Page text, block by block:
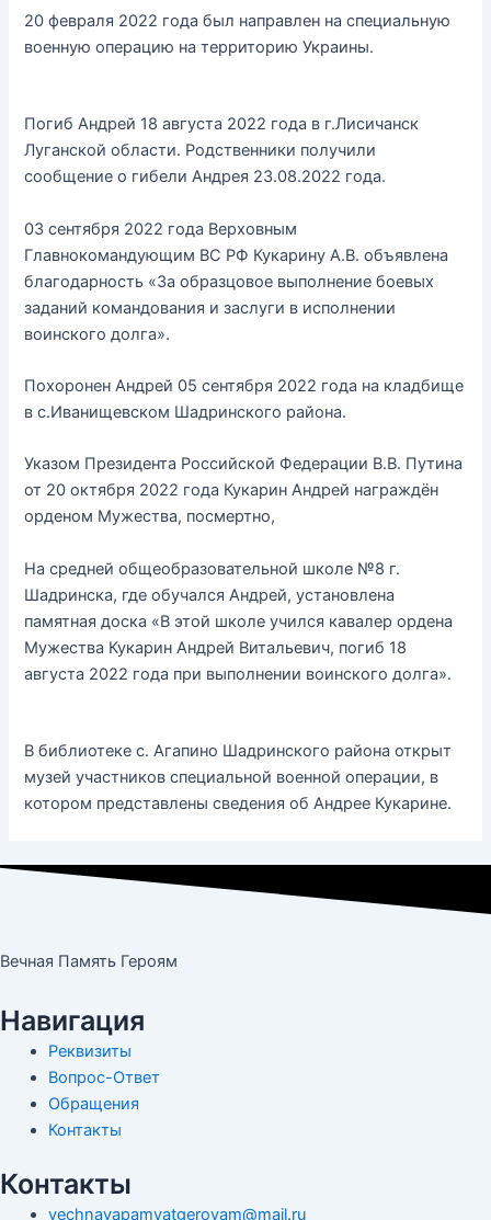
20 февраля 2022 года был направлен на специальную
военную операцию на территорию Украины.
Погиб Андрей 18 августа 2022 года в г.Лисичанск
Луганской области. Родственники получили
сообщение о гибели Андрея 23.08.2022 года.
03 сентября 2022 года Верховным
Главнокомандующим ВС РФ Кукарину А.В. объявлена
благодарность «За образцовое выполнение боевых
заданий командования и заслуги в исполнении
воинского долга».
Похоронен Андрей 05 сентября 2022 года на кладбище
в с.Иванищевском Шадринского района.
Указом Президента Российской Федерации В.В. Путина
от 20 октября 2022 года Кукарин Андрей награждён
орденом Мужества, посмертно,
На средней общеобразовательной школе №8 г.
Шадринска, где обучался Андрей, установлена
памятная доска «В этой школе учился кавалер ордена
Мужества Кукарин Андрей Витальевич, погиб 18
августа 2022 года при выполнении воинского долга».
В библиотеке с. Агапино Шадринского района открыт
музей участников специальной военной операции, в
котором представлены сведения об Андрее Кукарине.
Вечная Память Героям
Навигация
Реквизиты
Вопрос-Ответ
Обращения
Контакты
Контакты
vechnayapamyatgeroyam@mail.ru